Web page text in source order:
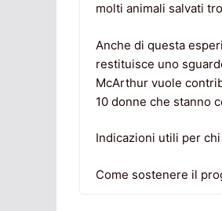
molti animali salvati
Anche di questa
restituisce uno
McArthur vuole
10 donne che stanno
Indicazioni utili per
Come sostenere il